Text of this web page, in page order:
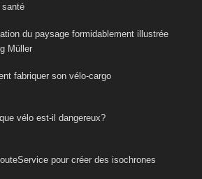
santé
du paysage formidablement illustrée
Müller
fabriquer son vélo-cargo
vélo est-il dangereux?
pour créer des isochrones